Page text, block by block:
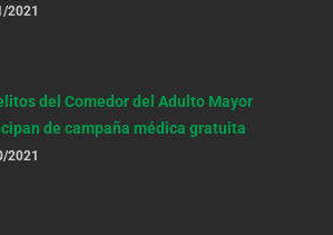
2021
del Comedor del Adulto Mayor
de campaña médica gratuita
2021